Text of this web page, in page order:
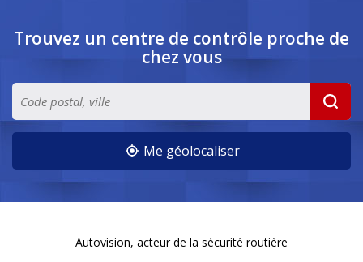
Trouvez un centre de contrôle proche de
chez vous
Me géolocaliser
Autovision, acteur de la sécurité routière